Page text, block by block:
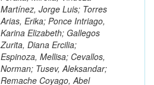
Martínez, Jorge Luis; Torres
Arias, Erika; Ponce Intriago,
Karina Elizabeth; Gallegos
Zurita, Diana Ercilia;
Espinoza, Mellisa; Cevallos,
Norman; Tusev, Aleksandar;
Remache Coyago, Abel